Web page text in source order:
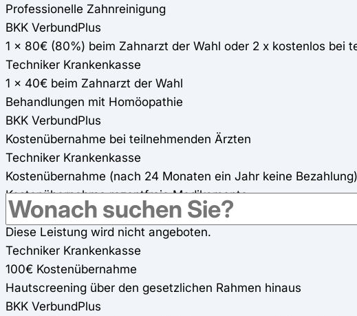
Professionelle Zahnreinigung
BKK VerbundPlus
1 x 80€ (80%) beim Zahnarzt der Wahl oder 2 x kostenlos bei
Techniker Krankenkasse
1 x 40€ beim Zahnarzt der Wahl
Behandlungen mit Homöopathie
BKK VerbundPlus
Kostenübernahme bei teilnehmenden Ärzten
Techniker Krankenkasse
Kostenübernahme (nach 24 Monaten ein Jahr keine Bezahlung)
Kostenübernahme rezeptfreie Medikamente
BKK VerbundPlus
Diese Leistung wird nicht angeboten.
Techniker Krankenkasse
100€ Kostenübernahme
Hautscreening über den gesetzlichen Rahmen hinaus
BKK VerbundPlus